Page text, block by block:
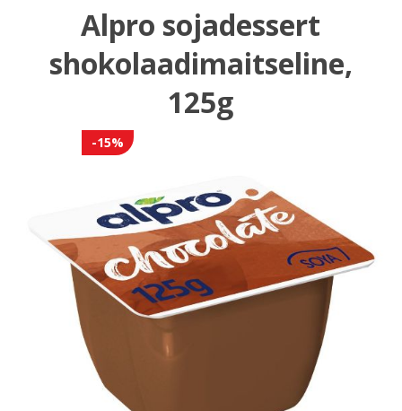
Alpro sojadessert
shokolaadimaitseline,
125g
-15%